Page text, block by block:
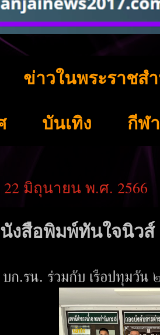
ข่าวในพระราชส
บันเทิง กีฬา
มิถุนายน พ.ศ. 2566
งสือพิมพ์ทันใจนิวส์
ก.รน. ร่วมกับ เรือปทุมวัน